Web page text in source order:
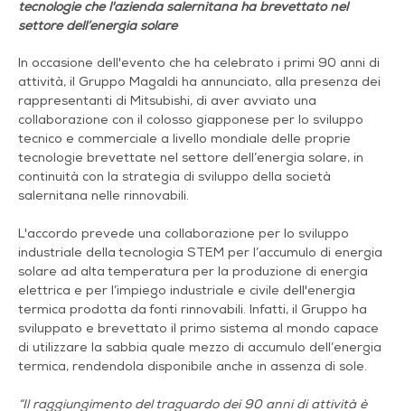
tecnologie che l'azienda salernitana ha brevettato nel
settore dell’energia solare
ln occasione dell'evento che ha celebrato i primi 90 anni di
attività, il Gruppo Magaldi ha annunciato, alla presenza dei
rappresentanti di Mitsubishi, di aver avviato una
collaborazione con il colosso giapponese per lo sviluppo
tecnico e commerciale a livello mondiale delle proprie
tecnologie brevettate nel settore dell’energia solare, in
continuità con la strategia di sviluppo della società
salernitana nelle rinnovabili.
L'accordo prevede una collaborazione per lo sviluppo
industriale della tecnologia STEM per l’accumulo di energia
solare ad alta temperatura per la produzione di energia
elettrica e per l’impiego industriale e civile dell'energia
termica prodotta da fonti rinnovabili. Infatti, il Gruppo ha
sviluppato e brevettato il primo sistema al mondo capace
di utilizzare la sabbia quale mezzo di accumulo dell’energia
termica, rendendola disponibile anche in assenza di sole.
“Il raggiungimento del traguardo dei 90 anni di attività è